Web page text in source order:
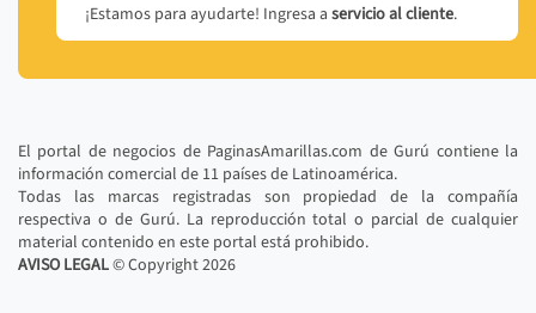
¡Estamos para ayudarte! Ingresa a servicio al cliente.
El portal de negocios de PaginasAmarillas.com de Gurú contiene la
información comercial de 11 países de Latinoamérica.
Todas las marcas registradas son propiedad de la compañía
respectiva o de Gurú. La reproducción total o parcial de cualquier
material contenido en este portal está prohibido.
AVISO LEGAL© Copyright2026